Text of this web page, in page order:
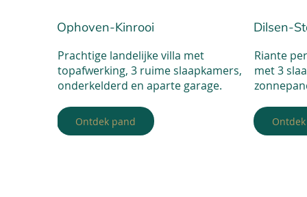
Ophoven-Kinrooi
Prachtige landelijke villa met
topafwerking, 3 ruime slaapkamers,
onderkelderd en aparte garage.
Ontdek pand
Dilsen-
Riante
met 3